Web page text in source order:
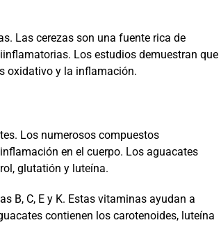
Las cerezas son una fuente rica de
Los estudios demuestran que
oxidativo y la inflamación.
Los numerosos compuestos
en el cuerpo. Los aguacates
glutatión y luteína.
B, C, E y K. Estas vitaminas ayudan a
contienen los carotenoides, luteína